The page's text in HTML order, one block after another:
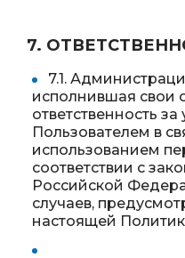
7.
7.1.
исполнившая свои
ответственность
Пользователем в
использованием
соответствии с
Российской
случаев,
настоящей